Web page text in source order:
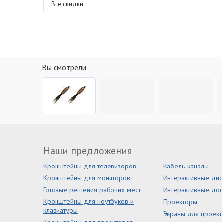
Все скидки
Вы смотрели
Наши предложения
Кронштейны для телевизоров
Кронштейны для мониторов
Готовые решения рабочих мест
Кронштейны для ноутбуков и
клавиатуры
Кабель-каналы
Интерактивные
Интерактивные
Проекторы
Экраны для